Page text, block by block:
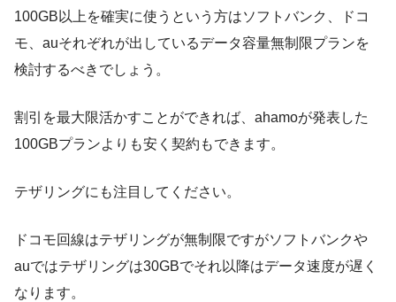
100GB以上を確実に使うという方はソフトバンク、ドコ
モ、auそれぞれが出しているデータ容量無制限プランを
検討するべき でしょう。
割引を最大限活かすことができれば、ahamoが発表した
100GBプランよりも安く契約もできます。
テザリングにも注目 してください。
ドコモ回線はテザリングが無制限ですがソフトバンクや
auではテザリングは30GBでそれ以降はデータ速度が遅く
なります。